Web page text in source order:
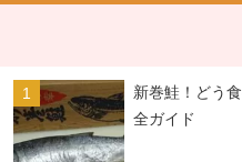
新巻鮭！どう
全ガイド